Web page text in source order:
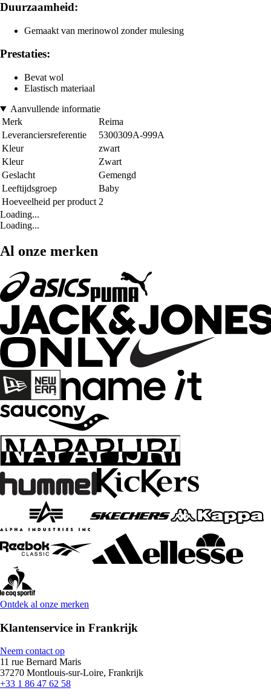
Duurzaamheid:
Gemaakt van merinowol zonder mulesing
Prestaties:
Bevat wol
Elastisch materiaal
Aanvullende informatie
Merk
Reima
Leveranciersreferentie
5300309A-999A
Kleur
zwart
Kleur
Zwart
Geslacht
Gemengd
Leeftijdsgroep
Baby
Hoeveelheid per product 2
Loading...
Loading...
Al onze merken
Ontdek al onze merken
Klantenservice in Frankrijk
Neem contact op
11 rue Bernard Maris
37270 Montlouis-sur-Loire, Frankrijk
+33 1 86 47 62 58